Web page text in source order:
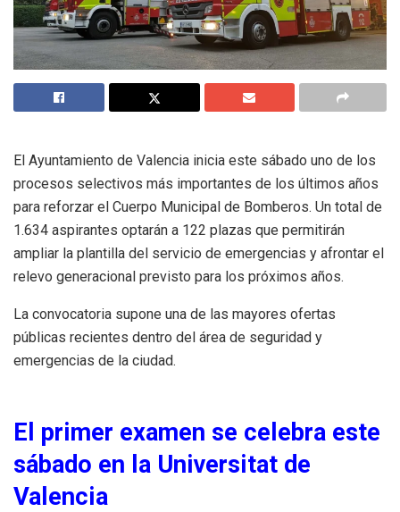
El Ayuntamiento de Valencia inicia este sábado uno de los
procesos selectivos más importantes de los últimos años
para reforzar el Cuerpo Municipal de Bomberos. Un total de
1.634 aspirantes optarán a 122 plazas que permitirán
ampliar la plantilla del servicio de emergencias y afrontar el
relevo generacional previsto para los próximos años.
La convocatoria supone una de las mayores ofertas
públicas recientes dentro del área de seguridad y
emergencias de la ciudad.
El primer examen se celebra este
sábado en la Universitat de
Valencia